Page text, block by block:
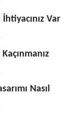
Var
Nasıl